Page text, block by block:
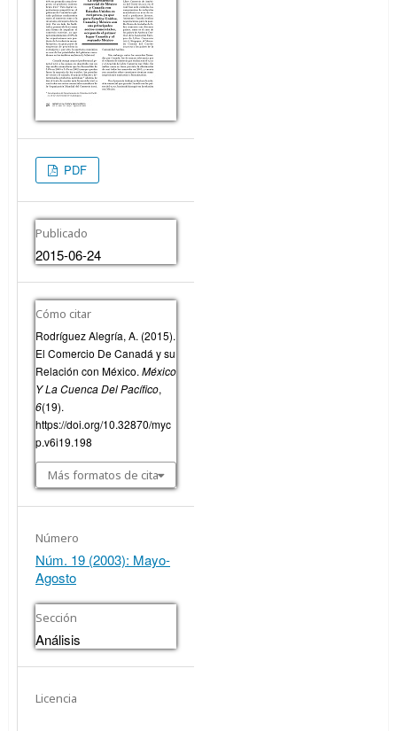
PDF
Publicado
2015-06-24
Cómo citar
Rodríguez Alegría, A. (2015).
El Comercio De Canadá y su
Relación con México. México
Y La Cuenca Del Pacífico,
6(19).
https://doi.org/10.32870/myc
p.v6i19.198
Más formatos de cita
Número
Núm. 19 (2003): Mayo-
Agosto
Sección
Análisis
Licencia